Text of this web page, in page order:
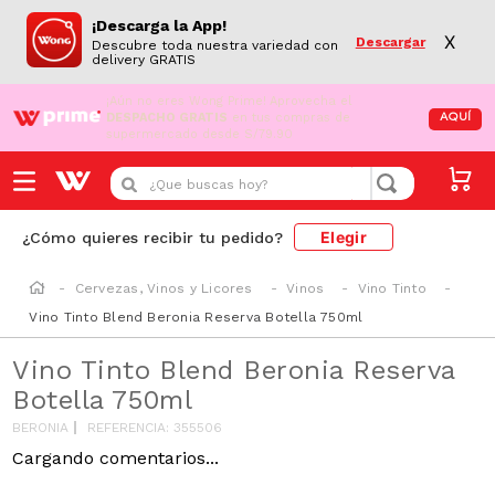
¡Descarga la App!
Descubre toda nuestra variedad con
delivery GRATIS
Descargar X
¡Aún no eres Wong Prime! Aprovecha el
DESPACHO GRATIS en tus compras de
supermercado desde S/79.90
AQUÍ
¿Que buscas hoy?
¿Cómo quieres recibir tu pedido? Elegir
Cervezas, Vinos y Licores Vinos
Vino Tinto
Vino Tinto Blend Beronia Reserva Botella 750ml
Vino Tinto Blend Beronia Reserva
Botella 750ml
BERONIA REFERENCIA: 355506
Cargando comentarios...